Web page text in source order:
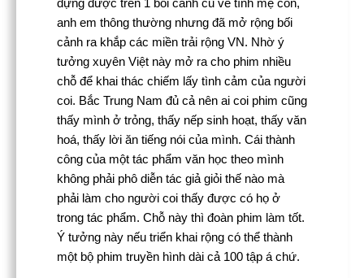
anh em thông thường nhưng đã mở rộng bối
cảnh ra khắp các miền trải rộng VN. Nhờ ý
tưởng xuyên Việt này mở ra cho phim nhiều
chỗ để khai thác chiếm lấy tình cảm của người
coi. Bắc Trung Nam đủ cả nên ai coi phim cũng
thấy mình ở trỏng, thấy nếp sinh hoạt, thấy văn
hoá, thấy lời ăn tiếng nói của mình. Cái thành
công của một tác phẩm văn học theo mình
không phải phô diễn tác giả giỏi thế nào mà
phải làm cho người coi thấy được có họ ở
trong tác phẩm. Chỗ này thì đoàn phim làm tốt.
Ý tưởng này nếu triển khai rộng có thể thành
một bộ phim truyền hình dài cả 100 tập á chứ.